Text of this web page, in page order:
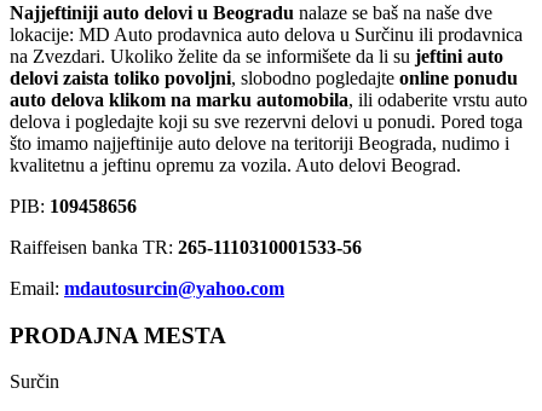
Najjeftiniji auto delovi u Beogradu nalaze se baš na naše dve
lokacije: MD Auto prodavnica auto delova u Surčinu ili prodavnica
na Zvezdari. Ukoliko želite da se informišete da li su jeftini auto
delovi zaista toliko povoljni, slobodno pogledajte online ponudu
auto delova klikom na marku automobila, ili odaberite vrstu auto
delova i pogledajte koji su sve rezervni delovi u ponudi. Pored toga
što imamo najjeftinije auto delove na teritoriji Beograda, nudimo i
kvalitetnu a jeftinu opremu za vozila. Auto delovi Beograd.
PIB: 109458656
Raiffeisen banka TR: 265-1110310001533-56
Email: mdautosurcin@yahoo.com
PRODAJNA MESTA
Surčin